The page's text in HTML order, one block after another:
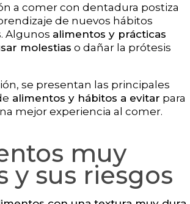
a comer con dentadura postiza
de nuevos hábitos
Algunos alimentos y prácticas
molestias o dañar la prótesis
se presentan las principales
alimentos y hábitos a evitar para
mejor experiencia al comer.
muy
y sus riesgos